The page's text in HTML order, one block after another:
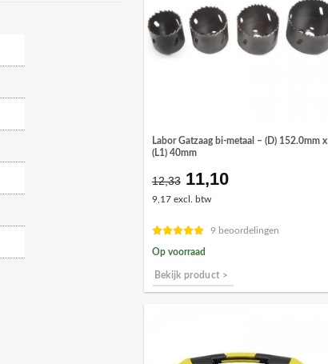
Labor Gatzaag bi-metaal – (D) 152.0mm x
(L1) 40mm
12,33 Oorspronkelijke
prijs
€12,33.
11,10Huidige
€11,10.
9,17 excl. btw
9 beoordelingen
Op voorraad
Bekijk product >